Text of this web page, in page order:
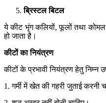
ब्रिस्टल बिटल
ये कीट भृंग कलियों, फूलों तथा
हो जाता है।
कीटों का नियंत्रण
कीटों के प्रभावी नियंत्रण हेतु निम्न
1. गर्मी में खेत की गहरी जुताई करनी